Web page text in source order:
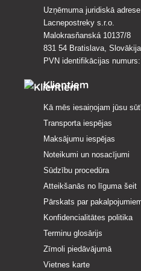
Uzņēmuma juridiskā
Lacnepostreky s.r.o.
Malokrasňanská 10137/8
831 54 Bratislava, Slovākija
PVN identifikācijas
Klientiem
Kā mēs iesaiņojam jūsu
Transporta iespējas
Maksājumu iespējas
Noteikumi un nosacījumi
Sūdzību procedūra
Atteikšanās no līguma šeit
Pārskats par
Konfidencialitātes politika
Terminu glosārijs
Zīmoli piedāvājumā
Vietnes karte